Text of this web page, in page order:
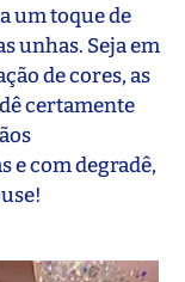
um toque de
unhas. Seja em
de cores, as
certamente
e com degradê,